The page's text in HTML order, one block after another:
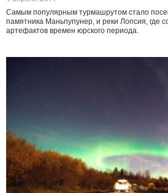
Самым популярным турмашрутом стало
памятника Маньпупунер, и реки Лопсия, где
артефактов времен юрского периода.